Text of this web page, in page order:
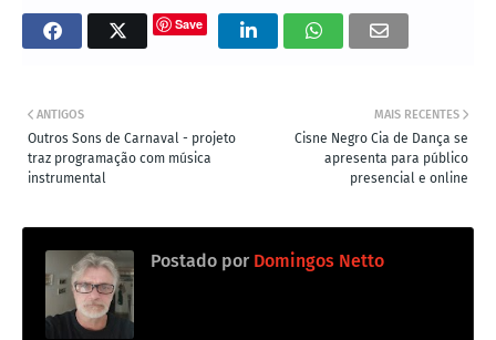
Save
MAIS RECENTES
Cisne Negro Cia de Dança se
apresenta para público
presencial e online
ANTIGOS
Outros Sons de Carnaval - projeto
traz programação com música
instrumental
Postado por Domingos Netto